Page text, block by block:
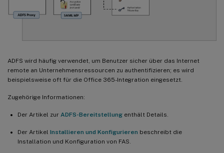
ADFS wird häufig verwendet, um Benutzer sicher über das Internet
remote an Unternehmensressourcen zu authentifizieren; es wird
beispielsweise oft für die Office 365-Integration eingesetzt.
Zugehörige Informationen:
Der Artikel zur ADFS-Bereitstellung enthält Details.
Der Artikel Installieren und Konfigurieren beschreibt die
Installation und Konfiguration von FAS.